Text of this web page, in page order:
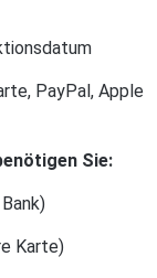
PayPal, Apple
Sie:
Karte)